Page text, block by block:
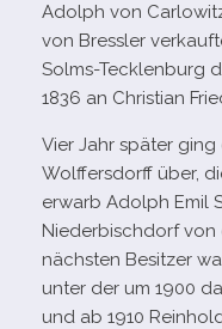
Adolph von
von Bressler
Solms-​Tecklenburg
1836 an Christian
Vier Jahr spä­ter ging
Wolffersdorff über,
erwarb Adolph Emil
Niederbischdorf von
nächs­ten Besitzer
unter der um 1900
und ab 1910